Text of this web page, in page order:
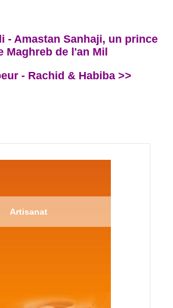
- Amastan Sanhaji, un prince
Maghreb de l'an Mil
- Rachid & Habiba >>
Artisanat